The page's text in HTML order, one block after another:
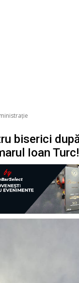
biserici
Ioan Turc!